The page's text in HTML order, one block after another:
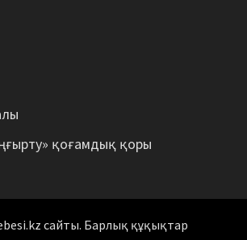
қоғамдық қоры
сайты. Барлық құқықтар